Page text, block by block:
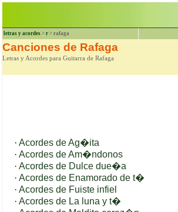
letras y acordes > r > rafaga
Canciones de Rafaga
Letras y Acordes para Guitarra de Rafaga
· Acordes de Ag�ita
· Acordes de Am�ndonos
· Acordes de Dulce due�a
· Acordes de Enamorado de t�
· Acordes de Fuiste infiel
· Acordes de La luna y t�